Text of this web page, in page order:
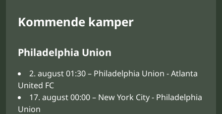
Kommende kamper
Philadelphia Union
2. august 01:30 – Philadelphia Union - Atlanta
United FC
17. august 00:00 – New York City - Philadelphia
Union